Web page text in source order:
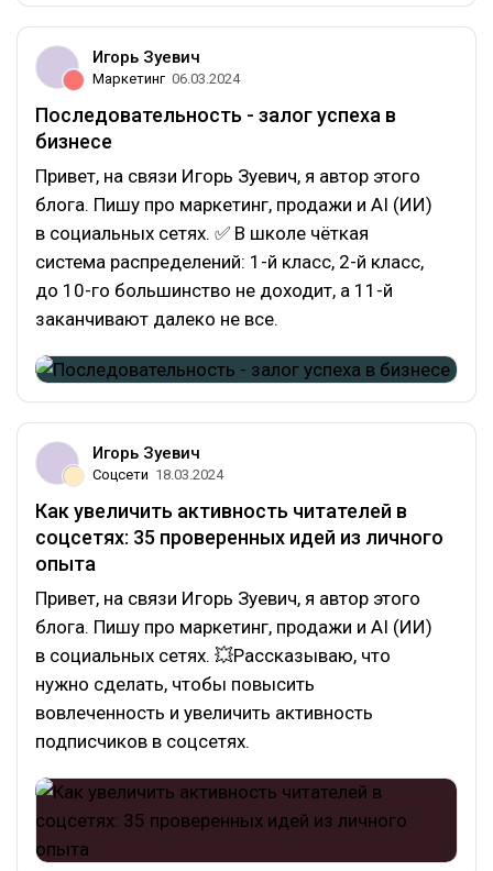
Игорь Зуевич
Маркетинг 06.03.2024
Последовательность - залог успеха в
бизнесе
Привет, на связи Игорь Зуевич, я автор этого
блога. Пишу про маркетинг, продажи и AI (ИИ)
в социальных сетях. ✅ В школе чёткая
система распределений: 1-й класс, 2-й класс,
до 10-го большинство не доходит, а 11-й
заканчивают далеко не все.
Игорь Зуевич
Соцсети 18.03.2024
Как увеличить активность читателей в
соцсетях: 35 проверенных идей из личного
опыта
Привет, на связи Игорь Зуевич, я автор этого
блога. Пишу про маркетинг, продажи и AI (ИИ)
в социальных сетях. 💥Рассказываю, что
нужно сделать, чтобы повысить
вовлеченность и увеличить активность
подписчиков в соцсетях.